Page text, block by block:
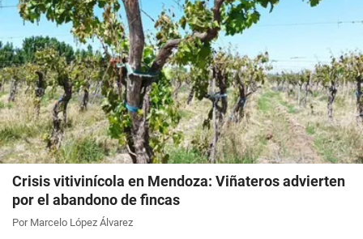
Crisis vitivinícola en Mendoza: Viñateros advierten
por el abandono de fincas
Por Marcelo López Álvarez